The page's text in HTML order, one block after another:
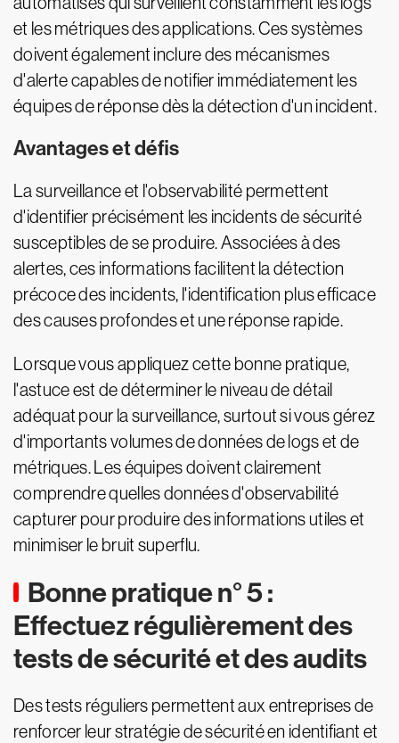
et les métriques des applications. Ces systèmes
doivent également inclure des mécanismes
d'alerte capables de notifier immédiatement les
équipes de réponse dès la détection d'un incident.
Avantages et défis
La surveillance et l'observabilité permettent
d'identifier précisément les incidents de sécurité
susceptibles de se produire. Associées à des
alertes, ces informations facilitent la détection
précoce des incidents, l'identification plus efficace
des causes profondes et une réponse rapide.
Lorsque vous appliquez cette bonne pratique,
l'astuce est de déterminer le niveau de détail
adéquat pour la surveillance, surtout si vous gérez
d'importants volumes de données de logs et de
métriques. Les équipes doivent clairement
comprendre quelles données d'observabilité
capturer pour produire des informations utiles et
minimiser le bruit superflu.
Bonne pratique n° 5 :
Effectuez régulièrement des
tests de sécurité et des audits
Des tests réguliers permettent aux entreprises de
renforcer leur stratégie de sécurité en identifiant et